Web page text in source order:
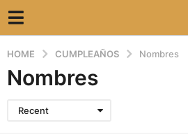
HOME CUMPLEAÑOS Nombres
Nombres
Recent